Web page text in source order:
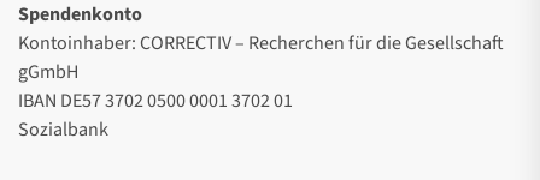
Spendenkonto
Kontoinhaber: CORRECTIV – Recherchen für die Gesellschaft
gGmbH
IBAN DE57 3702 0500 0001 3702 01
Sozialbank